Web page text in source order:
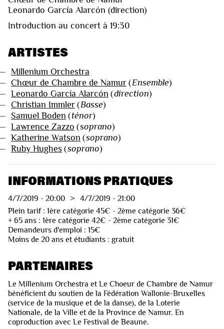
Leonardo García Alarcón (direction)
Introduction au concert à 19:30
ARTISTES
Millenium Orchestra
Chœur de Chambre de Namur (Ensemble)
Leonardo García Alarcón (direction)
Christian Immler (Basse)
Samuel Boden (ténor)
Lawrence Zazzo (soprano)
Katherine Watson (soprano)
Ruby Hughes (soprano)
INFORMATIONS PRATIQUES
4/7/2019 - 20:00 > 4/7/2019 - 21:00
Plein tarif : 1ère catégorie 45€ - 2ème catégorie 36€
+ 65 ans : 1ère catégorie 42€ - 2ème catégorie 31€
Demandeurs d'emploi : 15€
Moins de 20 ans et étudiants : gratuit
PARTENAIRES
Le Millenium Orchestra et Le Choeur de Chambre de Namur
bénéficient du soutien de la Fédération Wallonie-Bruxelles
(service de la musique et de la danse), de la Loterie
Nationale, de la Ville et de la Province de Namur. En
coproduction avec Le Festival de Beaune.